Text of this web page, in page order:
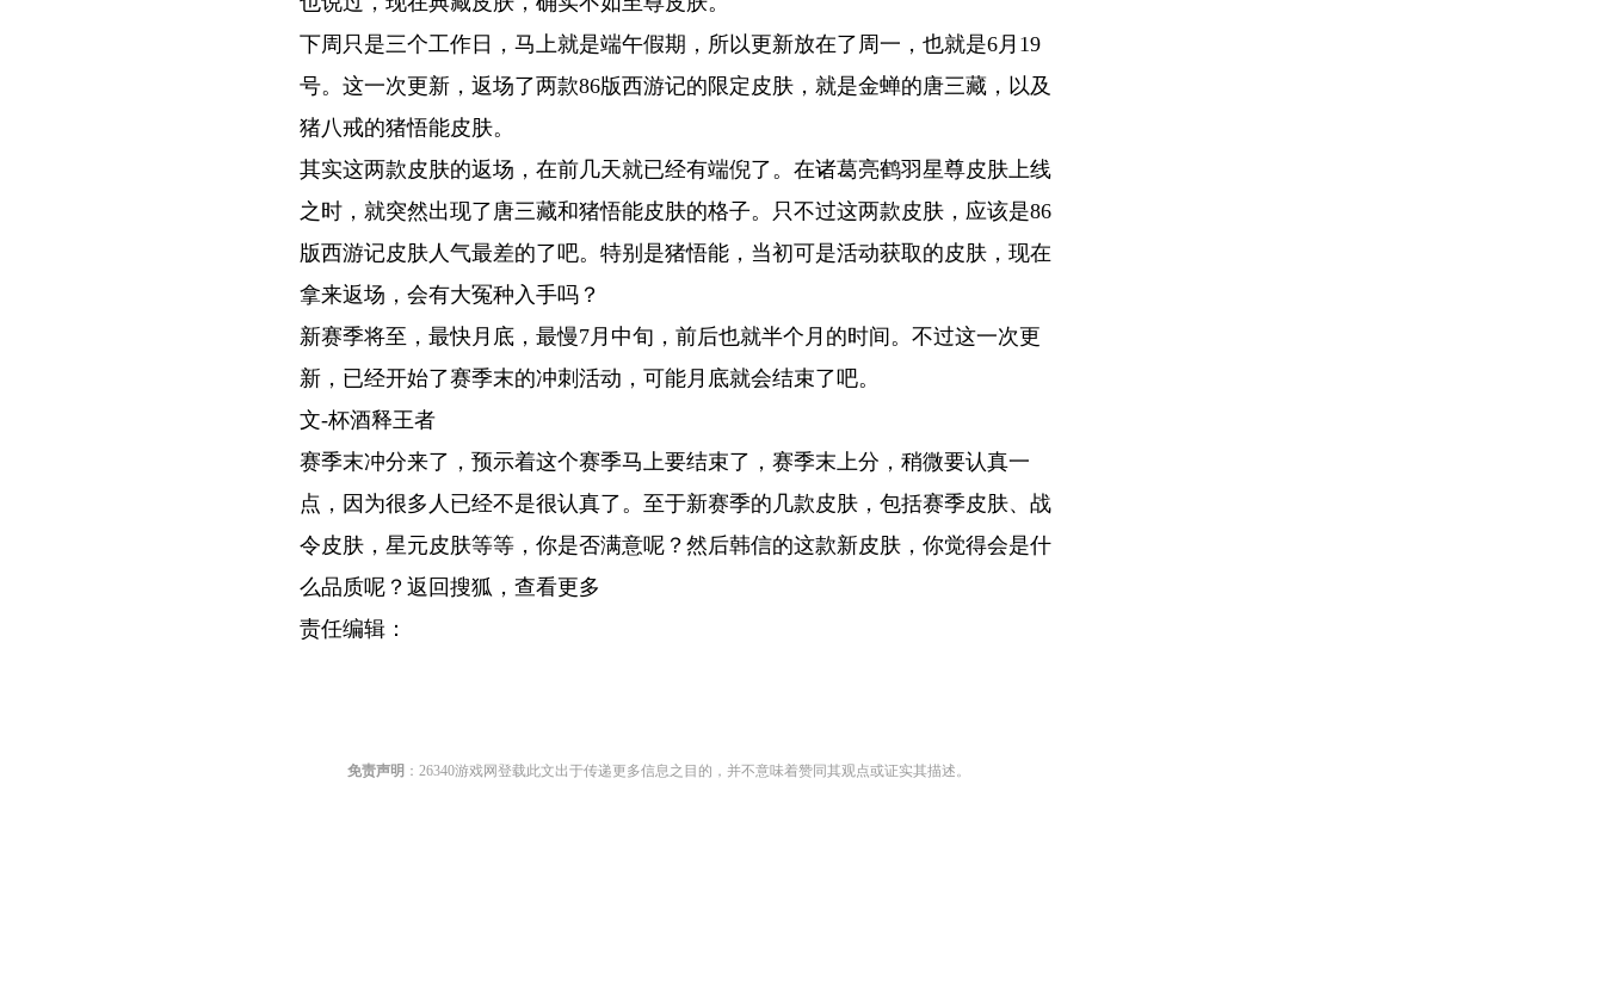
下周只是三个工作日，马上就是端午假期，所以更新放在了周一，也就是6月19
号。这一次更新，返场了两款86版西游记的限定皮肤，就是金蝉的唐三藏，以及
猪八戒的猪悟能皮肤。
其实这两款皮肤的返场，在前几天就已经有端倪了。在诸葛亮鹤羽星尊皮肤上线
之时，就突然出现了唐三藏和猪悟能皮肤的格子。只不过这两款皮肤，应该是86
版西游记皮肤人气最差的了吧。特别是猪悟能，当初可是活动获取的皮肤，现在
拿来返场，会有大冤种入手吗？
新赛季将至，最快月底，最慢7月中旬，前后也就半个月的时间。不过这一次更
新，已经开始了赛季末的冲刺活动，可能月底就会结束了吧。
文-杯酒释王者
赛季末冲分来了，预示着这个赛季马上要结束了，赛季末上分，稍微要认真一
点，因为很多人已经不是很认真了。至于新赛季的几款皮肤，包括赛季皮肤、战
令皮肤，星元皮肤等等，你是否满意呢？然后韩信的这款新皮肤，你觉得会是什
么品质呢？返回搜狐，查看更多
责任编辑：
免责声明 ：26340游戏网登载此文出于传递更多信息之目的，并不意味着赞同其观点或证实其描述。